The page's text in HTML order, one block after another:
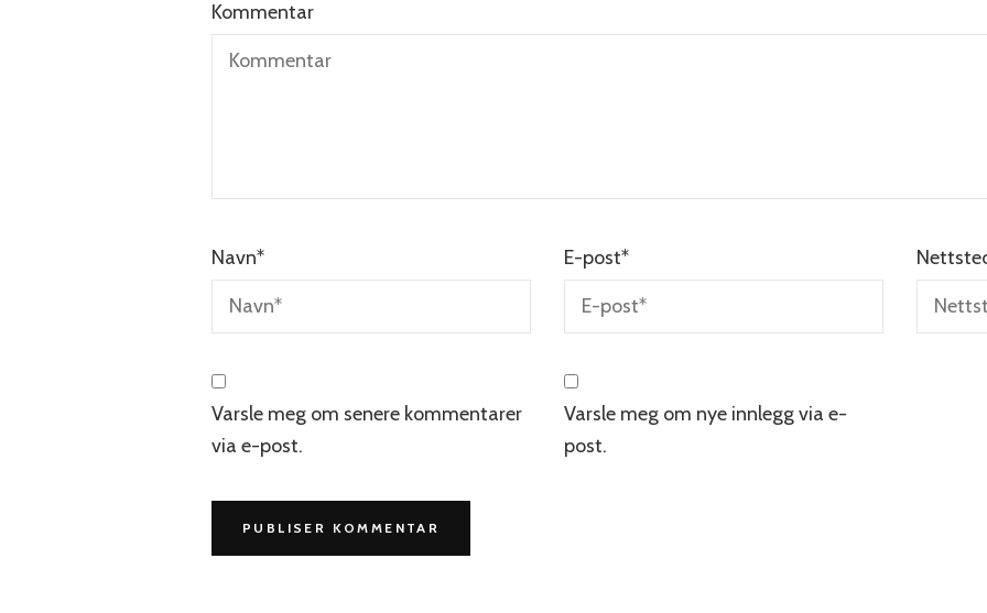
Kommentar
Navn* E-post*
Varsle meg om senere kommentarer
via e-post.
Varsle meg om nye innlegg via e-
post.